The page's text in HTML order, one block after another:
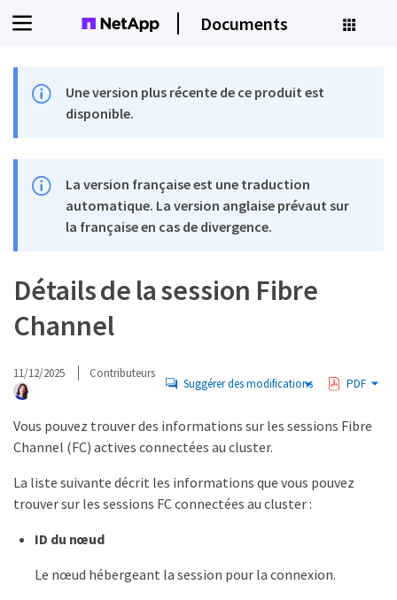
Documents
Une version plus récente de ce produit est
disponible.
La version française est une traduction
automatique. La version anglaise prévaut sur
la française en cas de divergence.
Détails de la session Fibre
Channel
11/12/2025 Contributeurs
Suggérer des modifications PDF
Vous pouvez trouver des informations sur les sessions Fibre
Channel (FC) actives connectées au cluster.
La liste suivante décrit les informations que vous pouvez
trouver sur les sessions FC connectées au cluster :
ID du nœud
Le nœud hébergeant la session pour la connexion.